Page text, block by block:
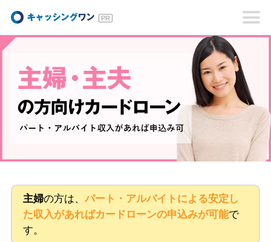
キャッシングワン
主婦の方は、 パート・アルバイトによる安定し
た収入があればカードローンの申込みが可能で
す。